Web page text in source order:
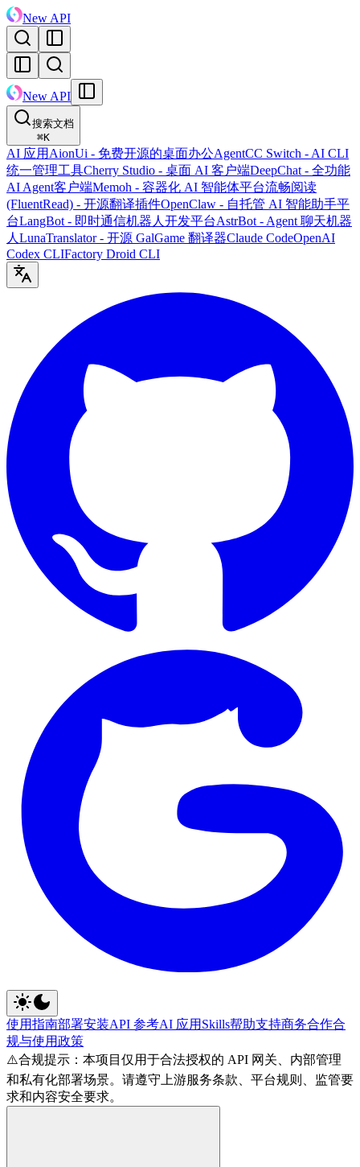
New API
New API
搜索文档
⌘K
AI 应用 AionUi - 免费开源的桌面办公AgentCC Switch - AI CLI
统一管理工具Cherry Studio - 桌面 AI 客户端DeepChat - 全功能
AI Agent客户端Memoh - 容器化 AI 智能体平台流畅阅读
(FluentRead) - 开源翻译插件OpenClaw - 自托管 AI 智能助手平
台LangBot - 即时通信机器人开发平台AstrBot - Agent 聊天机器
人 LunaTranslator - 开源 GalGame 翻译器Claude CodeOpenAI
Codex CLIFactory Droid CLI
使用指南部署安装API 参考AI 应用 Skills帮助支持商务合作合
规与使用政策
⚠️合规提示：本项目仅用于合法授权的 API 网关、内部管理
和私有化部署场景。请遵守上游服务条款、平台规则、监管要
求和内容安全要求。